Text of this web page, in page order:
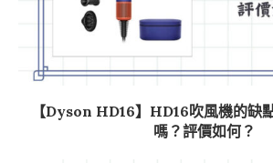
【Dyson HD16】HD16吹風機的缺
嗎？評價如何？